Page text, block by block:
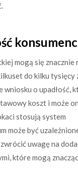
mogą się znacznie
do kilku tysięcy
o upadłość,
koszt i może
stosują system
może być
uwagę na
które mogą